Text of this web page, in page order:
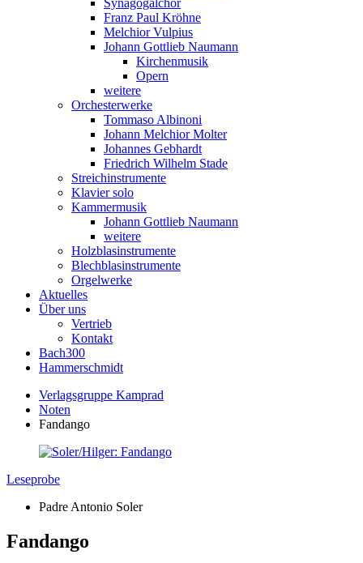
Synagogalchor
Franz Paul Kröhne
Melchior Vulpius
Johann Gottlieb Naumann
Kirchenmusik
Opern
weitere
Orchesterwerke
Tommaso Albinoni
Johann Melchior Molter
Johannes Gebhardt
Friedrich Wilhelm Stade
Streichinstrumente
Klavier solo
Kammermusik
Johann Gottlieb Naumann
weitere
Holzblasinstrumente
Blechblasinstrumente
Orgelwerke
Aktuelles
Über uns
Vertrieb
Kontakt
Bach300
Hammerschmidt
Verlagsgruppe Kamprad
Noten
Fandango
Leseprobe
Padre Antonio Soler
Fandango